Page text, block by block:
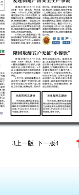
3上一版 下一版4